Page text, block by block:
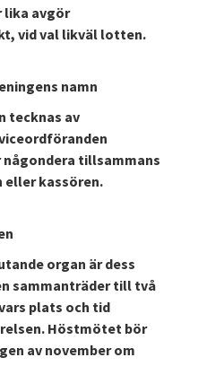
lika avgör
vid val likväl lotten.
namn
tecknas av
tillsammans
eller kassören.
organ är dess
sammanträder till två
plats och tid
Höstmötet bör
av november om